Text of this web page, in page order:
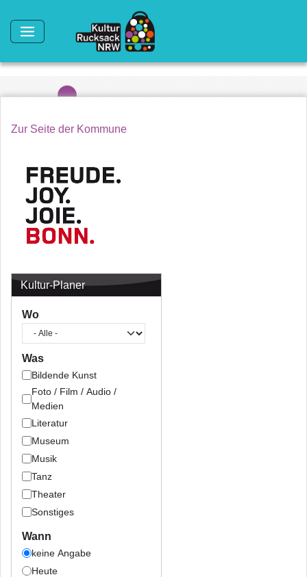
Zur Seite der Kommune
Kultur-Planer
Wo
Was
Bildende Kunst
Foto / Film / Audio /
Medien
Literatur
Museum
Musik
Tanz
Theater
Sonstiges
Wann
keine Angabe
Heute